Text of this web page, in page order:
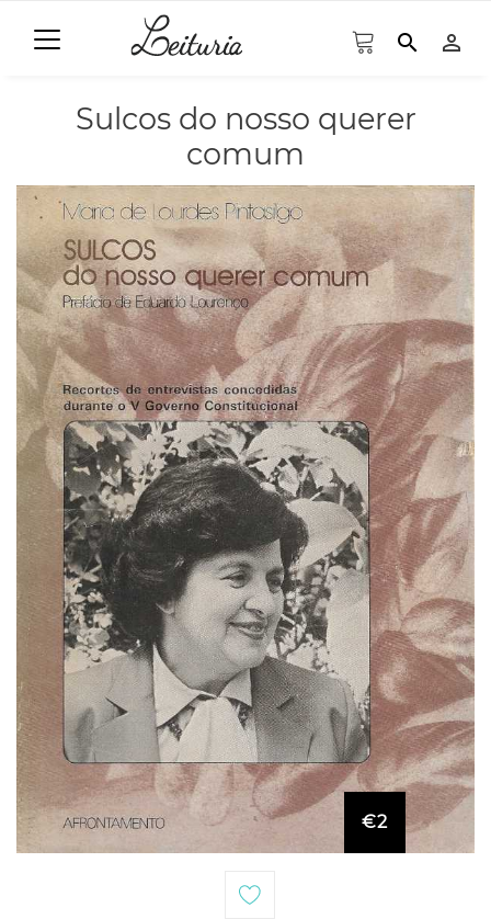
search person_outline
Sulcos do nosso querer
comum
€2